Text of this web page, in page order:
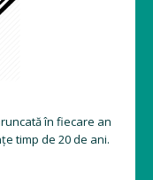
în fiecare an
timp de 20 de ani.